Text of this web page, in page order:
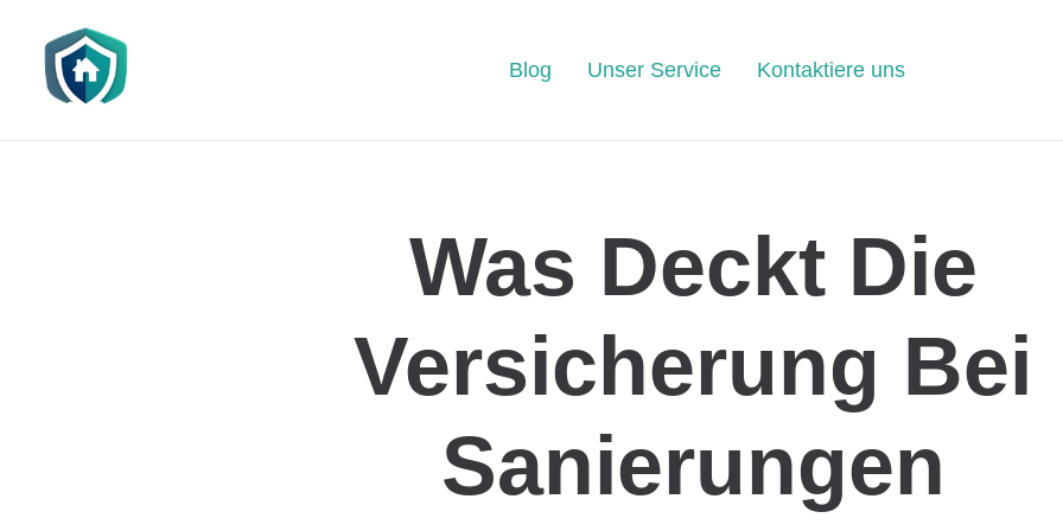
Blog Unser Service Kontaktiere uns
Was Deckt Die
Versicherung Bei
Sanierungen